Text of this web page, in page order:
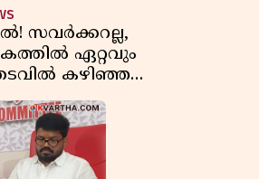
സവർക്കറല്ല,
ഏറ്റവും
കഴിഞ്ഞ
ഇദ്ദേഹം! ഒരു
സേനാനിയുടെ
കഥ